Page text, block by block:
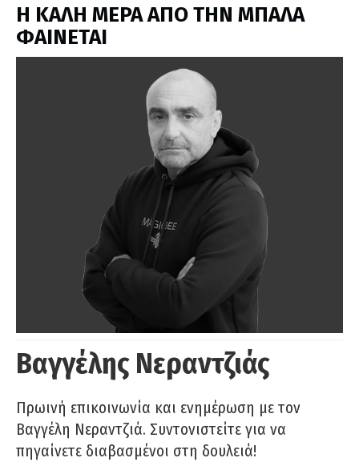
H ΚΑΛΗ ΜΕΡΑ ΑΠΟ ΤΗΝ ΜΠΑΛΑ
ΦΑΙΝΕΤΑΙ
Βαγγέλης Νεραντζιάς
Πρωινή επικοινωνία και ενημέρωση με τον
Βαγγέλη Νεραντζιά. Συντονιστείτε για να
πηγαίνετε διαβασμένοι στη δουλειά!